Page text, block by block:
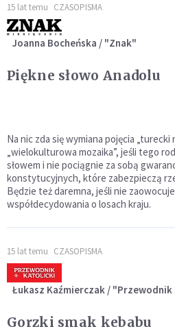
15 lat temu CZASOPISMA
Joanna Bocheńska / "Znak"
Piękne słowo Anadolu
Na nic zda się wymiana pojęcia „turecki
„wielokulturowa mozaika”, jeśli tego
słowem i nie pociągnie za sobą
konstytucyjnych, które zabezpieczą
Będzie też daremna, jeśli nie
współdecydowania o losach kraju.
15 lat temu CZASOPISMA
Łukasz Kaźmierczak /
Gorzki smak kebabu